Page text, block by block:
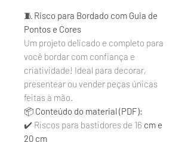
🧵 Risco para Bordado com Guia de
Pontos e Cores
Um projeto delicado e completo para
você bordar com confiança e
criatividade! Ideal para decorar,
presentear ou vender peças únicas
feitas à mão.
📦 Conteúdo do material (PDF):
✔️ Riscos para bastidores de 16 cm e
20 cm